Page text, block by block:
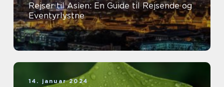
Rejser til Asien: En Guide til Rejsende og
Eventyrlystne
14. januar 2024